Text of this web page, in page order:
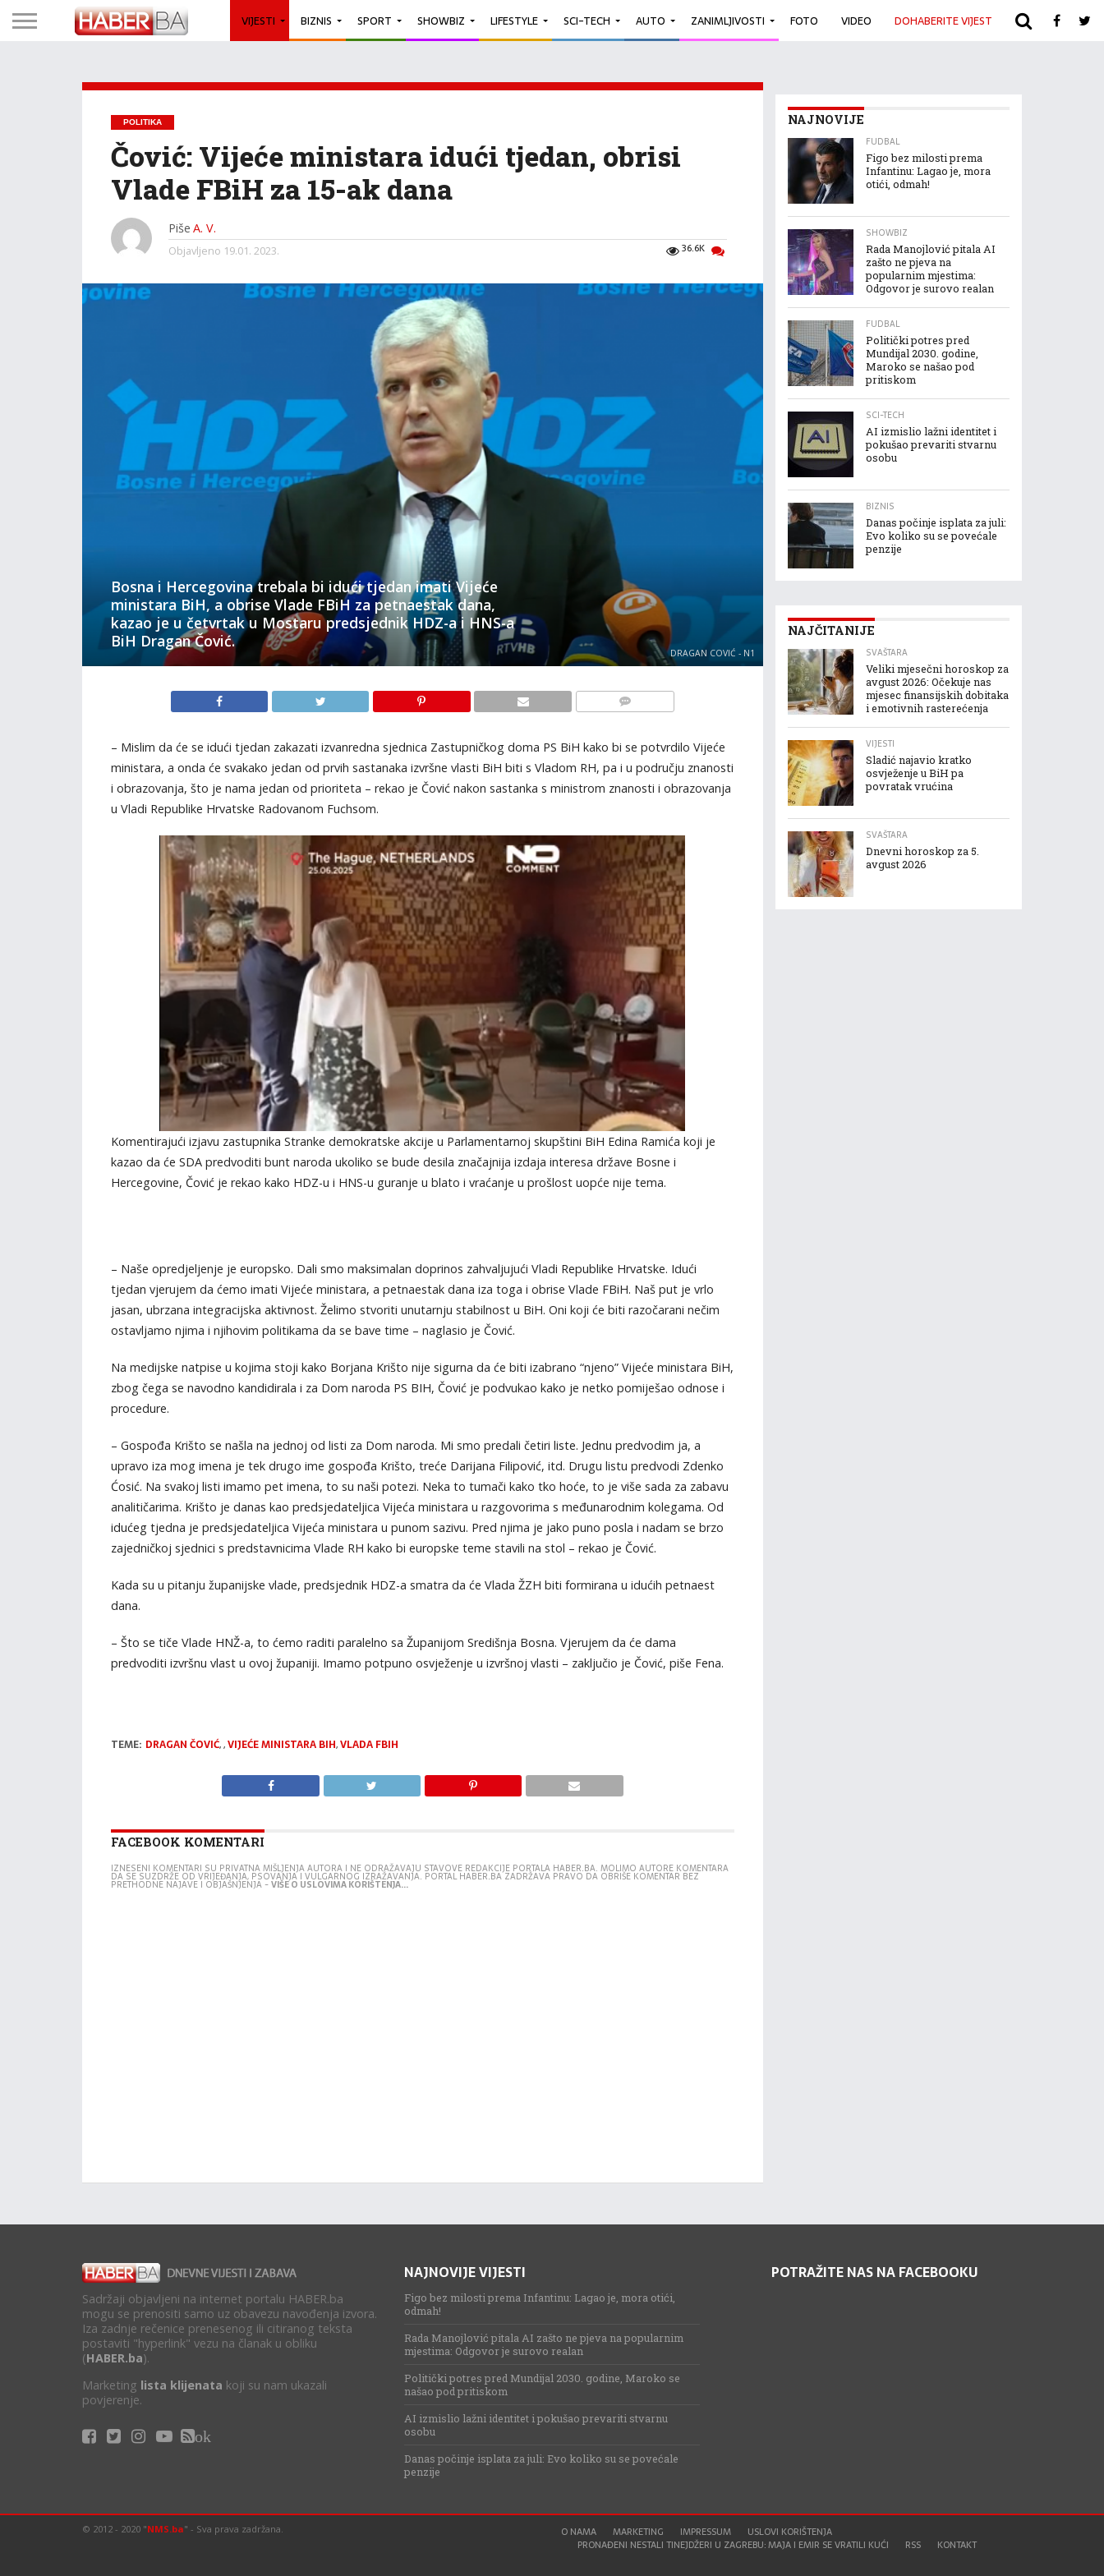
VIJESTI BIZNIS SPORT SHOWBIZ LIFESTYLE SCI-TECH AUTO ZANIMLJIVOSTI FOTO VIDEO DOHABERITE VIJEST ARHIVA
POLITIKA
Čović: Vijeće ministara idući tjedan, obrisi
Vlade FBiH za 15-ak dana
Piše A. V.
36.6K
Objavljeno 19.01. 2023.
Bosna i Hercegovina trebala bi idući tjedan imati Vijeće
ministara BiH, a obrise Vlade FBiH za petnaestak dana,
kazao je u četvrtak u Mostaru predsjednik HDZ-a i HNS-a
BiH Dragan Čović.
DRAGAN COVIĆ - N1
– Mislim da će se idući tjedan zakazati izvanredna sjednica Zastupničkog doma PS BiH kako bi se potvrdilo Vijeće
ministara, a onda će svakako jedan od prvih sastanaka izvršne vlasti BiH biti s Vladom RH, pa i u području znanosti
i obrazovanja, što je nama jedan od prioriteta – rekao je Čović nakon sastanka s ministrom znanosti i obrazovanja
u Vladi Republike Hrvatske Radovanom Fuchsom.
Komentirajući izjavu zastupnika Stranke demokratske akcije u Parlamentarnoj skupštini BiH Edina Ramića koji je
kazao da će SDA predvoditi bunt naroda ukoliko se bude desila značajnija izdaja interesa države Bosne i
Hercegovine, Čović je rekao kako HDZ-u i HNS-u guranje u blato i vraćanje u prošlost uopće nije tema.
– Naše opredjeljenje je europsko. Dali smo maksimalan doprinos zahvaljujući Vladi Republike Hrvatske. Idući
tjedan vjerujem da ćemo imati Vijeće ministara, a petnaestak dana iza toga i obrise Vlade FBiH. Naš put je vrlo
jasan, ubrzana integracijska aktivnost. Želimo stvoriti unutarnju stabilnost u BiH. Oni koji će biti razočarani nečim
ostavljamo njima i njihovim politikama da se bave time – naglasio je Čović.
Na medijske natpise u kojima stoji kako Borjana Krišto nije sigurna da će biti izabrano “njeno” Vijeće ministara BiH,
zbog čega se navodno kandidirala i za Dom naroda PS BIH, Čović je podvukao kako je netko pomiješao odnose i
procedure.
– Gospođa Krišto se našla na jednoj od listi za Dom naroda. Mi smo predali četiri liste. Jednu predvodim ja, a
upravo iza mog imena je tek drugo ime gospođa Krišto, treće Darijana Filipović, itd. Drugu listu predvodi Zdenko
Ćosić. Na svakoj listi imamo pet imena, to su naši potezi. Neka to tumači kako tko hoće, to je više sada za zabavu
analitičarima. Krišto je danas kao predsjedateljica Vijeća ministara u razgovorima s međunarodnim kolegama. Od
idućeg tjedna je predsjedateljica Vijeća ministara u punom sazivu. Pred njima je jako puno posla i nadam se brzo
zajedničkoj sjednici s predstavnicima Vlade RH kako bi europske teme stavili na stol – rekao je Čović.
Kada su u pitanju županijske vlade, predsjednik HDZ-a smatra da će Vlada ŽZH biti formirana u idućih petnaest
dana.
– Što se tiče Vlade HNŽ-a, to ćemo raditi paralelno sa Županijom Središnja Bosna. Vjerujem da će dama
predvoditi izvršnu vlast u ovoj županiji. Imamo potpuno osvježenje u izvršnoj vlasti – zaključio je Čović, piše Fena.
TEME: DRAGAN ČOVIĆ,,VIJEĆE MINISTARA BIH,VLADA FBIH
FACEBOOK KOMENTARI
IZNESENI KOMENTARI SU PRIVATNA MIŠLJENJA AUTORA I NE ODRAŽAVAJU STAVOVE REDAKCIJE PORTALA HABER.BA. MOLIMO AUTORE KOMENTARA
DA SE SUZDRŽE OD VRIJEĐANJA, PSOVANJA I VULGARNOG IZRAŽAVANJA. PORTAL HABER.BA ZADRŽAVA PRAVO DA OBRIŠE KOMENTAR BEZ
PRETHODNE NAJAVE I OBJAŠNJENJA -VIŠE O USLOVIMA KORIŠTENJA...
NAJNOVIJE
FUDBAL
Figo bez milosti prema
Infantinu: Lagao je, mora
otići, odmah!
SHOWBIZ
Rada Manojlović pitala AI
zašto ne pjeva na
popularnim mjestima:
Odgovor je surovo realan
FUDBAL
Politički potres pred
Mundijal 2030. godine,
Maroko se našao pod
pritiskom
SCI-TECH
AI izmislio lažni identitet i
pokušao prevariti stvarnu
osobu
BIZNIS
Danas počinje isplata za juli:
Evo koliko su se povećale
penzije
NAJČITANIJE
SVAŠTARA
Veliki mjesečni horoskop za
avgust 2026: Očekuje nas
mjesec finansijskih dobitaka
i emotivnih rasterećenja
VIJESTI
Sladić najavio kratko
osvježenje u BiH pa
povratak vrućina
SVAŠTARA
Dnevni horoskop za 5.
avgust 2026
Sadržaji objavljeni na internet portalu HABER.ba
mogu se prenositi samo uz obavezu navođenja izvora.
Iza zadnje rečenice prenesenog ili citiranog teksta
postaviti "hyperlink" vezu na članak u obliku
(HABER.ba).
Marketing lista klijenata koji su nam ukazali
povjerenje.
ok
NAJNOVIJE VIJESTI
Figo bez milosti prema Infantinu: Lagao je, mora otići,
odmah!
Rada Manojlović pitala AI zašto ne pjeva na popularnim
mjestima: Odgovor je surovo realan
Politički potres pred Mundijal 2030. godine, Maroko se
našao pod pritiskom
AI izmislio lažni identitet i pokušao prevariti stvarnu
osobu
Danas počinje isplata za juli: Evo koliko su se povećale
penzije
POTRAŽITE NAS NA FACEBOOKU
O NAMA MARKETING IMPRESSUM
USLOVI KORIŠTENJA
PRONAĐENI NESTALI TINEJDŽERI U ZAGREBU: MAJA I EMIR SE VRATILI KUĆI
RSS KONTAKT
© 2012 - 2020 "NMS.ba" - Sva prava zadržana.